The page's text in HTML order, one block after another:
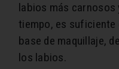
labios más carnosos
tiempo, es suficiente
base de maquillaje,
los labios.